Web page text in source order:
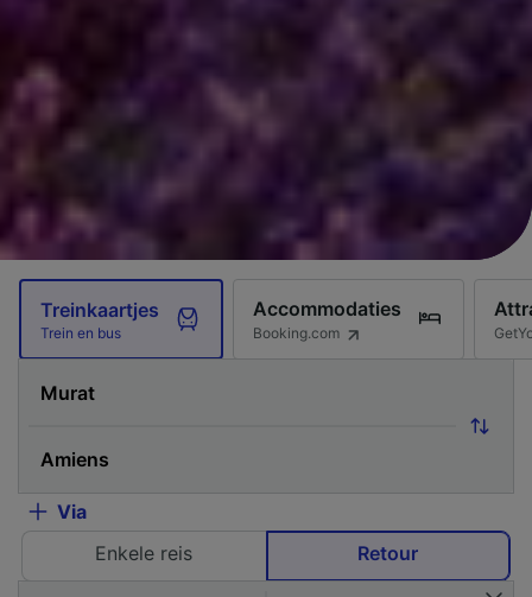
Treinkaartjes
Trein en bus
Accommodaties
Booking.com
Via
Enkele reis
Retour